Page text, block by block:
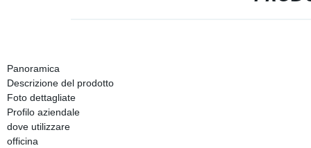
Panoramica
Descrizione del prodotto
Foto dettagliate
Profilo aziendale
dove utilizzare
officina